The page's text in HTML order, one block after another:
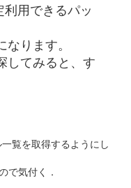
用できるパッ
ります。
してみると、す
覧を取得するようにし
で気付く．